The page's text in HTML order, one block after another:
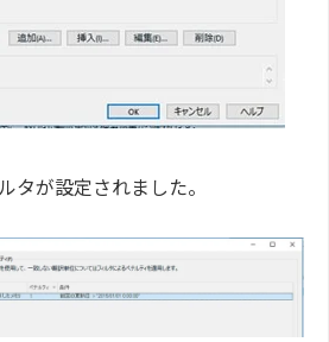
タが設定されました。